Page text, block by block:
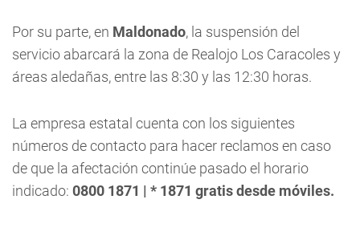
Por su parte, en Maldonado, la suspensión del
servicio abarcará la zona de Realojo Los Caracoles y
áreas aledañas, entre las 8:30 y las 12:30 horas.
La empresa estatal cuenta con los siguientes
números de contacto para hacer reclamos en caso
de que la afectación continúe pasado el horario
indicado: 0800 1871 | * 1871 gratis desde móviles.